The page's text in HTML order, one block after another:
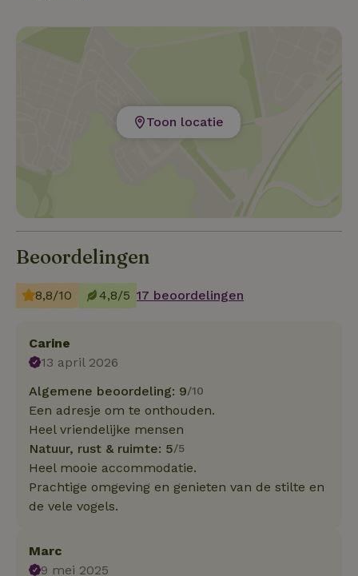
Toon locatie
Beoordelingen
8,8/10 4,8/5 17 beoordelingen
Carine
13 april 2026
Algemene beoordeling: 9/10
Een adresje om te onthouden.
Heel vriendelijke mensen
Natuur, rust & ruimte: 5/5
Heel mooie accommodatie.
Prachtige omgeving en genieten van de stilte en
de vele vogels.
Marc
9 mei 2025